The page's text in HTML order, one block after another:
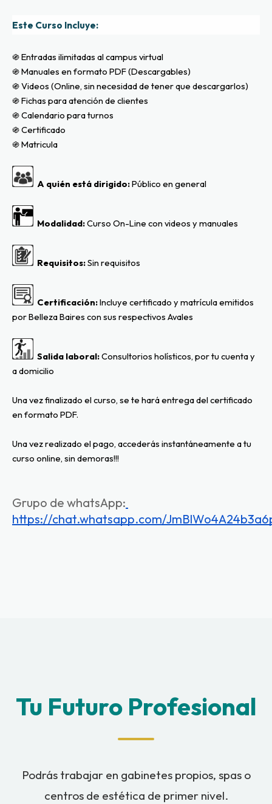
Este Curso Incluye:
֍ Entradas ilimitadas al campus virtual
֍ Manuales en formato PDF (Descargables)
֍ Videos (Online, sin necesidad de tener que descargarlos)
֍ Fichas para atención de clientes
֍ Calendario para turnos
֍ Certificado
֍ Matricula
A quién está dirigido: Público en general
Modalidad: Curso On-Line con videos y manuales
Requisitos: Sin requisitos
Certificación: Incluye certificado y matrícula emitidos
por Belleza Baires con sus respectivos Avales
Salida laboral: Consultorios holísticos, por tu cuenta y
a domicilio
Una vez finalizado el curso, se te hará entrega del certificado
en formato PDF.
Una vez realizado el pago, accederás instantáneamente a tu
curso online, sin demoras!!!
Grupo de whatsApp:
https://chat.whatsapp.com/
Tu Futuro Profesional
Podrás trabajar en gabinetes propios, spas o
centros de estética de primer nivel.